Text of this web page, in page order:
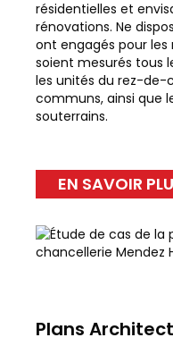
résidentielles et
rénovations. Ne
ont engagés pour les
soient mesurés tous
les unités du rez-de-
communs, ainsi que
souterrains.
EN SAVOIR
Plans